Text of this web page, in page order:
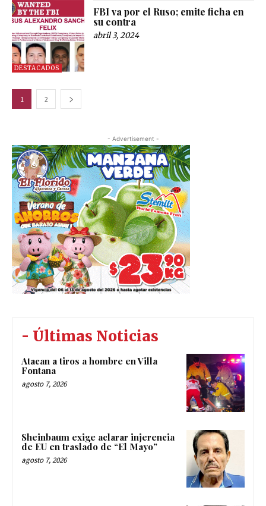
DESTACADOS
FBI va por el Ruso; emite ficha en
su contra
abril 3, 2024
1 2
- Advertisement -
- Últimas Noticias
Atacan a tiros a hombre en Villa
Fontana
agosto 7, 2026
Sheinbaum exige aclarar injerencia
de EU en traslado de “El Mayo”
agosto 7, 2026